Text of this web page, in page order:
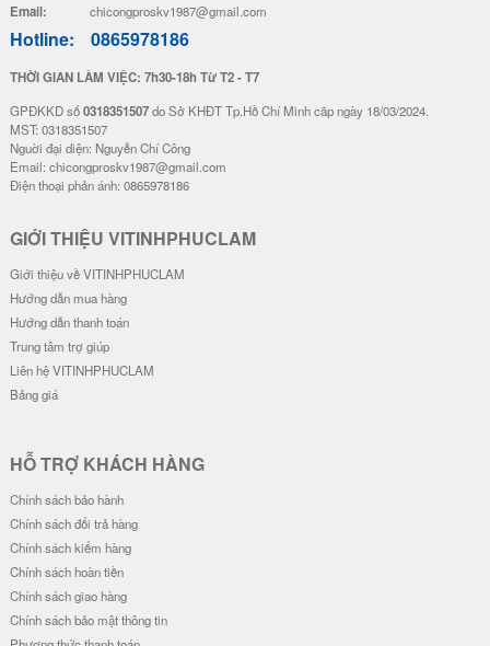
Email: chicongproskv1987@gmail.com
Hotline: 0865978186
THỜI GIAN LÀM VIỆC: 7h30-18h Từ T2 - T7
GPĐKKD số0318351507do Sở KHĐT Tp.Hồ Chí Minh cãp ngày 18/03/2024.
MST: 0318351507
Nguời đại diện: Nguyễn Chí Công
Email: chicongproskv1987@gmail.com
Điện thoại phản ánh: 0865978186
GIỚI THIỆU VITINHPHUCLAM
Giới thiệu về VITINHPHUCLAM
Hướng dẫn mua hàng
Hướng dẫn thanh toán
Trung tâm trợ giúp
Liên hệ VITINHPHUCLAM
Bảng giá
HỖ TRỢ KHÁCH HÀNG
Chính sách bảo hành
Chính sách đổi trả hàng
Chính sách kiểm hàng
Chính sách hoàn tiền
Chính sách giao hàng
Chính sách bảo mật thông tin